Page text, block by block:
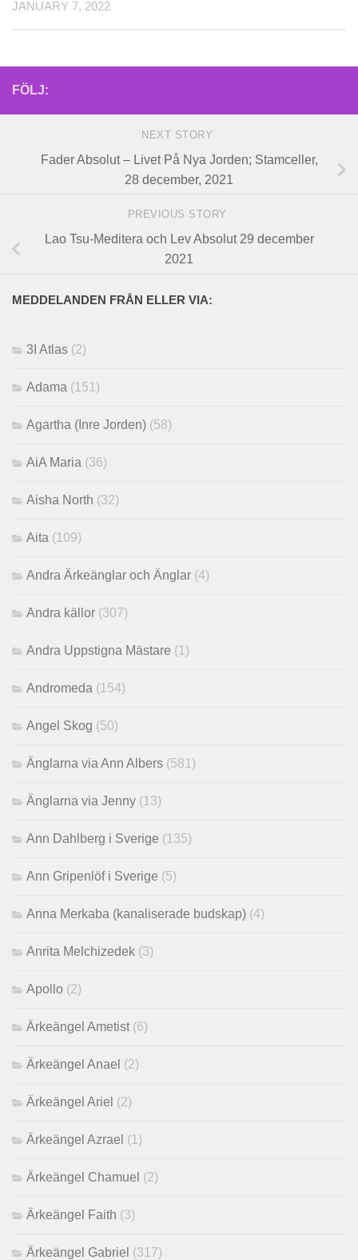
JANUARY 7, 2022
FÖLJ:
NEXT STORY
Fader Absolut – Livet På Nya Jorden; Stamceller,
28 december, 2021
PREVIOUS STORY
Lao Tsu-Meditera och Lev Absolut 29 december
2021
MEDDELANDEN FRÅN ELLER VIA:
3I Atlas (2)
Adama (151)
Agartha (Inre Jorden) (58)
AiA Maria (36)
Aisha North (32)
Aita (109)
Andra Ärkeänglar och Änglar (4)
Andra källor (307)
Andra Uppstigna Mästare (1)
Andromeda (154)
Angel Skog (50)
Änglarna via Ann Albers (581)
Änglarna via Jenny (13)
Ann Dahlberg i Sverige (135)
Ann Gripenlöf i Sverige (5)
Anna Merkaba (kanaliserade budskap) (4)
Anrita Melchizedek (3)
Apollo (2)
Ärkeängel Ametist (6)
Ärkeängel Anael (2)
Ärkeängel Ariel (2)
Ärkeängel Azrael (1)
Ärkeängel Chamuel (2)
Ärkeängel Faith (3)
Ärkeängel Gabriel (317)